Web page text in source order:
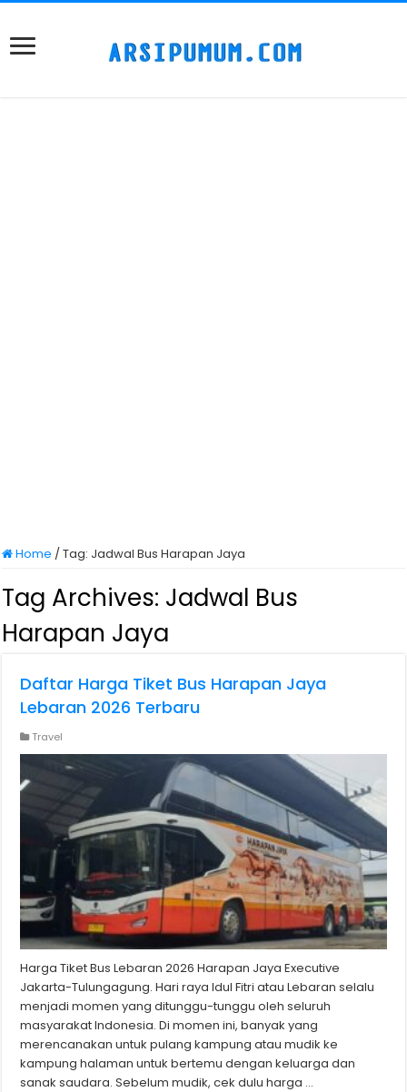
Home /Tag: Jadwal Bus Harapan Jaya
Tag Archives: Jadwal Bus
Harapan Jaya
Daftar Harga Tiket Bus Harapan Jaya
Lebaran 2026 Terbaru
Travel
Harga Tiket Bus Lebaran 2026 Harapan Jaya Executive
Jakarta-Tulungagung. Hari raya Idul Fitri atau Lebaran selalu
menjadi momen yang ditunggu-tunggu oleh seluruh
masyarakat Indonesia. Di momen ini, banyak yang
merencanakan untuk pulang kampung atau mudik ke
kampung halaman untuk bertemu dengan keluarga dan
sanak saudara. Sebelum mudik, cek dulu harga …